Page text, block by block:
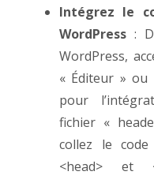
Intégrez le
WordPress :
WordPress,
« Éditeur » ou
pour
fichier «
collez le
<head> et